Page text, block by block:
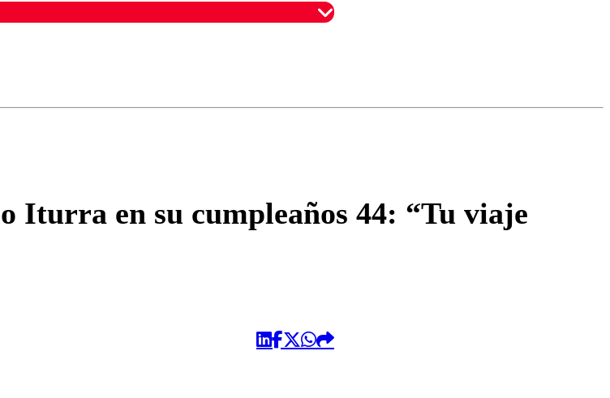
en su cumpleaños 44: “Tu viaje